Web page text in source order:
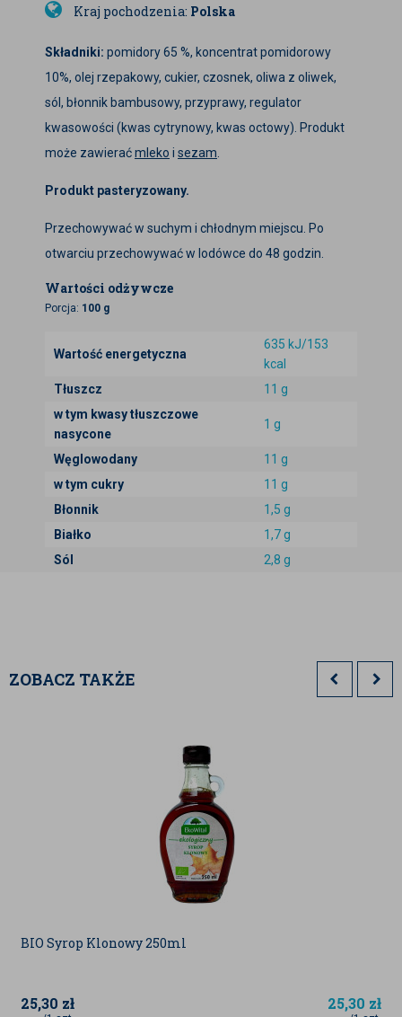
Kraj pochodzenia: Polska
Składniki: pomidory 65 %, koncentrat pomidorowy
10%, olej rzepakowy, cukier, czosnek, oliwa z oliwek,
sól, błonnik bambusowy, przyprawy, regulator
kwasowości (kwas cytrynowy, kwas octowy). Produkt
może zawieraćmleko i sezam
Produkt pasteryzowany.
Przechowywać w suchym i chłodnym miejscu. Po
otwarciu przechowywać w lodówce do 48 godzin.
Wartości odżywcze
Porcja: 100 g
Wartość energetyczna
635 kJ/153
kcal
Tłuszcz
11 g
w tym kwasy tłuszczowe
nasycone
1 g
Węglowodany
11 g
w tym cukry
11 g
Błonnik
1,5 g
Białko
1,7 g
Sól
2,8 g
ZOBACZ TAKŻE
BIO Syrop Klonowy 250ml
25,30 zł 25,30 zł